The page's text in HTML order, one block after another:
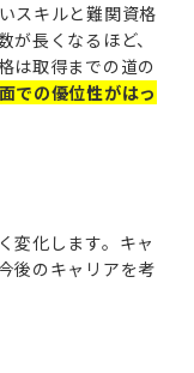
スキルと難関資格
長くなるほど、
は取得までの道の
での優位性がはっ
変化します。キャ
後のキャリアを考